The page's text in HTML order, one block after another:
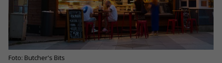
Foto: Butcher's Bits